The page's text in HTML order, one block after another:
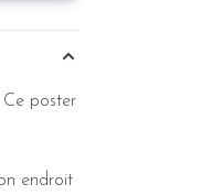
poster
endroit